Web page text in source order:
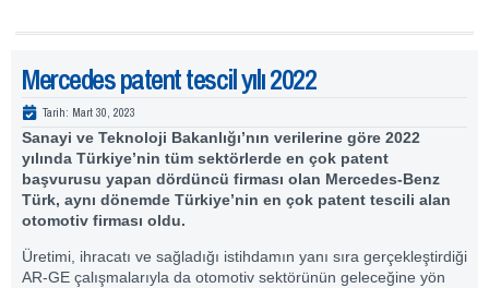
Mercedes patent tescil yılı 2022
Tarih: Mart 30, 2023
Sanayi ve Teknoloji Bakanlığı’nın verilerine göre 2022
yılında Türkiye’nin tüm sektörlerde en çok patent
başvurusu yapan dördüncü firması olan Mercedes-Benz
Türk, aynı dönemde Türkiye’nin en çok patent tescili alan
otomotiv firması oldu.
Üretimi, ihracatı ve sağladığı istihdamın yanı sıra gerçekleştirdiği
AR-GE çalışmalarıyla da otomotiv sektörünün geleceğine yön